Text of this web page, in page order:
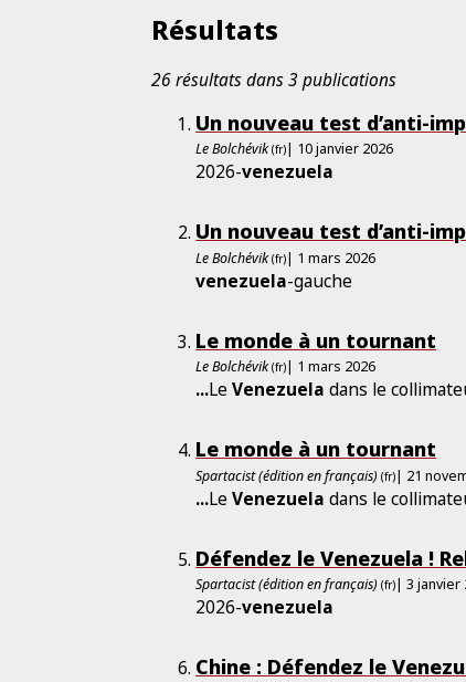
Résultats
26 résultats dans 3 publications
Un nouveau test d’anti-
Le Bolchévik (fr)| 10 janvier 2026
2026-venezuela
Un nouveau test d’anti-
Le Bolchévik (fr)| 1 mars 2026
venezuela-gauche
Le monde à un tournant
Le Bolchévik (fr)| 1 mars 2026
...LeVenezuela dans le
Le monde à un tournant
Spartacist (édition en français) (fr)| 21
...LeVenezuela dans le
Défendez le Venezuela !
Spartacist (édition en français) (fr)| 3 janvier
2026-venezuela
Chine : Défendez le